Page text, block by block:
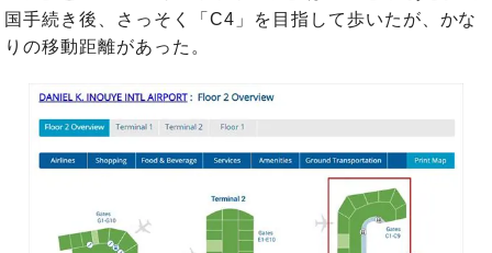
国手続き後、さっそく「C4」を目指して歩いたが、かな
りの移動距離があった。